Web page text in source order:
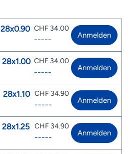
28x0.90 CHF 34.00
----- Anmelden
28x1.00 CHF 34.00
----- Anmelden
28x1.10 CHF 34.90
----- Anmelden
28x1.25 CHF 34.90
----- Anmelden